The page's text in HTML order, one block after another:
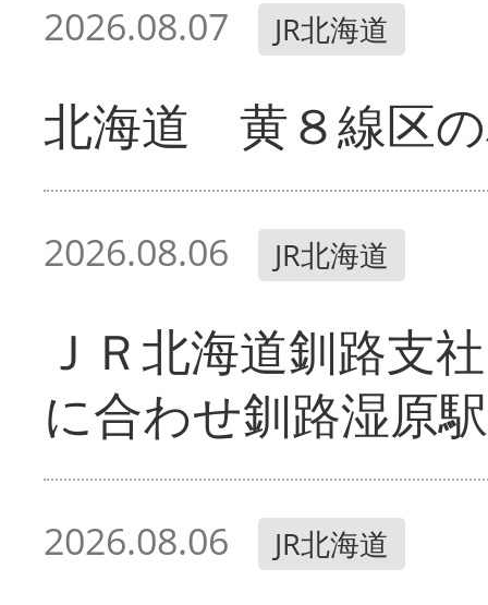
2026.08.07 JR北海道
北海道 黄８線区
2026.08.06 JR北海道
ＪＲ北海道釧路支
に合わせ釧路湿原
2026.08.06 JR北海道